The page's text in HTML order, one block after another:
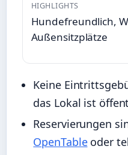
HIGHLIGHTS
Hundefreundlich,
Außensitzplätze
Keine
das Lokal ist
Reservierungen
OpenTableoder